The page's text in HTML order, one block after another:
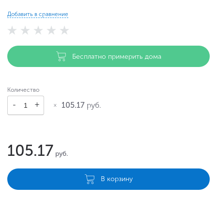
Добавить в сравнение
Бесплатно примерить дома
Количество
105.17 руб.
105.17 руб.
В корзину